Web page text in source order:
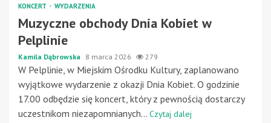
KONCERT WYDARZENIA
Muzyczne obchody Dnia Kobiet w
Pelplinie
Kamila Dąbrowska 8 marca 2026 279
W Pelplinie, w Miejskim Ośrodku Kultury, zaplanowano
wyjątkowe wydarzenie z okazji Dnia Kobiet. O godzinie
17.00 odbędzie się koncert, który z pewnością dostarczy
uczestnikom niezapomnianych... Czytaj dalej